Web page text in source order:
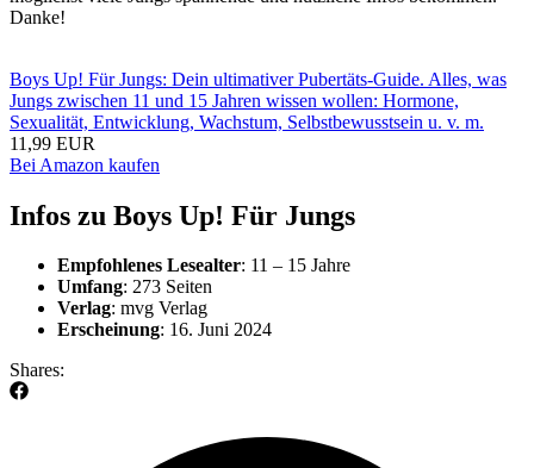
Danke!
Boys Up! Für Jungs: Dein ultimativer Pubertäts-Guide. Alles, was
Jungs zwischen 11 und 15 Jahren wissen wollen: Hormone,
Sexualität, Entwicklung, Wachstum, Selbstbewusstsein u. v. m.
11,99 EUR
Bei Amazon kaufen
Infos zu Boys Up! Für Jungs
Empfohlenes Lesealter: 11 – 15 Jahre
Umfang: 273 Seiten
Verlag: mvg Verlag
Erscheinung: 16. Juni 2024
Shares: